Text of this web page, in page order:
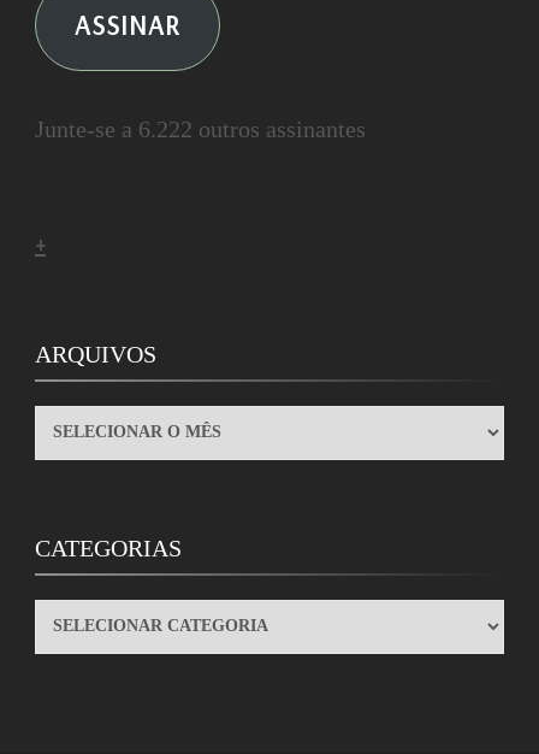
ASSINAR
Junte-se a 6.222 outros assinantes
+
ARQUIVOS
ARQUIVOS
CATEGORIAS
CATEGORIAS